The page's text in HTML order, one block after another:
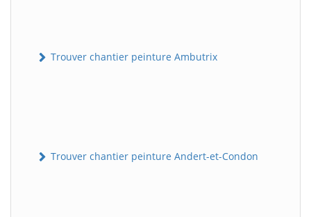
Trouver chantier peinture Ambutrix
Trouver chantier peinture Andert-et-Condon